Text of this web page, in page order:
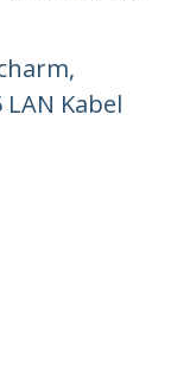
Kabel